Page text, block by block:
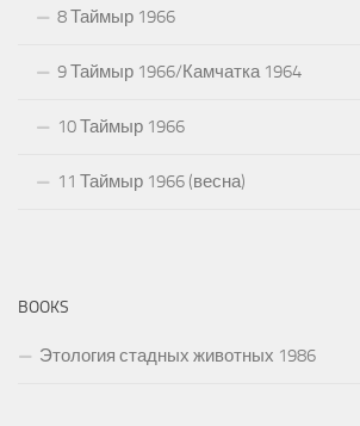
8 Таймыр 1966
9 Таймыр 1966/Камчатка 1964
10 Таймыр 1966
11 Таймыр 1966 (весна)
BOOKS
Этология стадных животных 1986